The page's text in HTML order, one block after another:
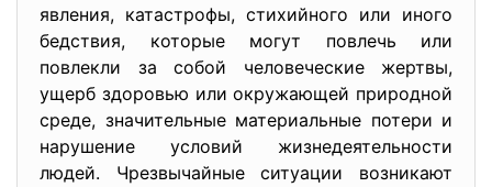
явления, катастрофы, стихийного или иного
бедствия, которые могут повлечь или
повлекли за собой человеческие жертвы,
ущерб здоровью или окружающей природной
среде, значительные материальные потери и
нарушение условий жизнедеятельности
людей. Чрезвычайные ситуации возникают